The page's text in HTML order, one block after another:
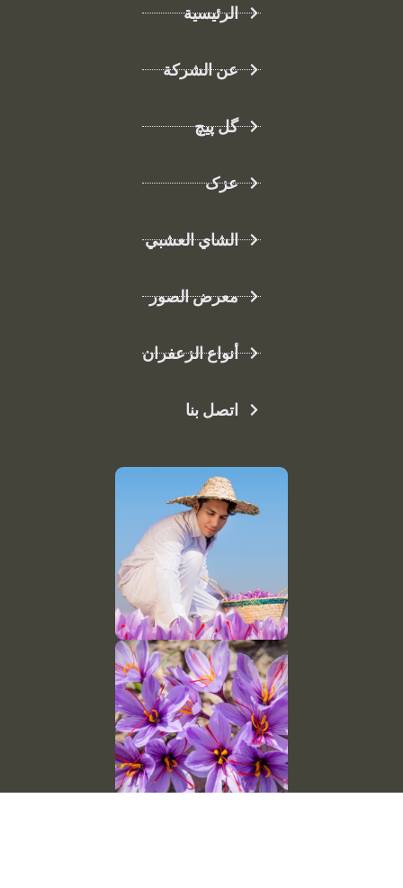
الرئيسية
عن الشركة
گل پیچ
عزک
الشاي العشبي
معرض الصور
أنواع الزعفران
اتصل بنا